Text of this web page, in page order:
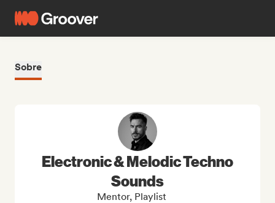
Sobre
Electronic & Melodic Techno
Sounds
Mentor, Playlist